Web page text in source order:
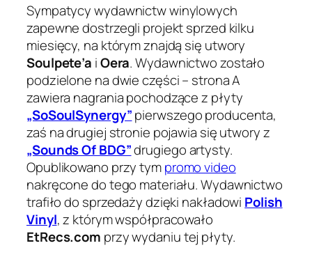
Sympatycy wydawnictw winylowych
zapewne dostrzegli projekt sprzed kilku
miesięcy, na którym znajdą się utwory
Soulpete’a iOera. Wydawnictwo zostało
podzielone na dwie części – strona A
zawiera nagrania pochodzące z płyty
„SoSoulSynergy”pierwszego producenta,
zaś na drugiej stronie pojawia się utwory z
„Sounds Of BDG”drugiego artysty.
Opublikowano przy tympromo video
nakręcone do tego materiału. Wydawnictwo
trafiło do sprzedaży dzięki nakładowi Polish
Vinyl, z którym współpracowało
EtRecs.com przy wydaniu tej płyty.